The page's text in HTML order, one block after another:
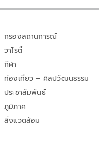
กรองสถานการณ์
วาไรตี้
กีฬา
ท่องเที่ยว – ศิลปวัฒนธรรม
ประชาสัมพันธ์
ภูมิภาค
สิ่งแวดล้อม